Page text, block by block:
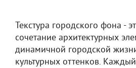
Текстура городского фона -
сочетание архитектурных
динамичной городской
культурных оттенков.